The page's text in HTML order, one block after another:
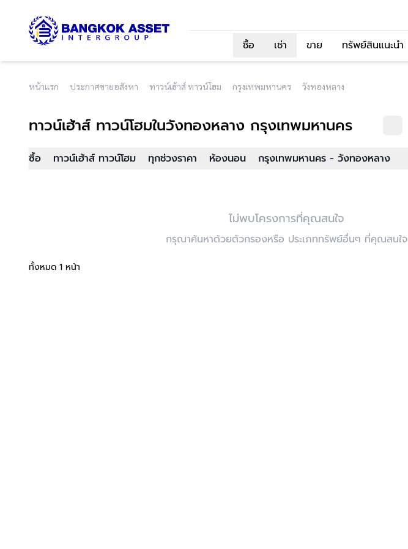
ซื้อ
เช่า ขาย ทรัพย์สินแนะนำ
หน้าแรก ประกาศขายอสังหา ทาวน์เฮ้าส์ ทาวน์โฮม กรุงเทพมหานคร วังทองหลาง
ทาวน์เฮ้าส์ ทาวน์โฮมในวังทองหลาง กรุงเทพมหานคร
ซื้อ ทาวน์เฮ้าส์ ทาวน์โฮม ทุกช่วงราคา ห้องนอน กรุงเทพมหานคร - วังทองหลาง
ไม่พบโครงการที่คุณสนใจ
กรุณาค้นหาด้วยตัวกรองหรือ ประเภททรัพย์อื่นๆ ที่คุณสนใจ
ทั้งหมด 1 หน้า